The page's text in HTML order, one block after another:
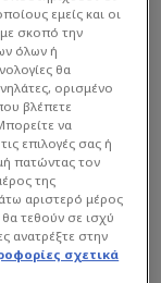
εμείς και οι
σκοπό την
όλων ή
θα
ορισμένο
βλέπετε
να
επιλογές σας ή
πατώντας τον
της
αριστερό μέρος
τεθούν σε ισχύ
ανατρέξτε στην
σχετικά